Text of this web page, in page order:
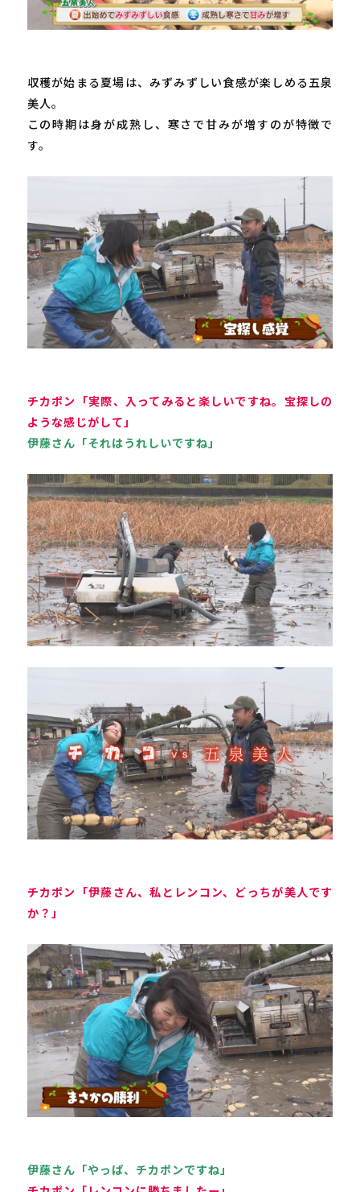
収穫が始まる夏場は、みずみずしい食感が楽しめる五泉
美人。
この時期は身が成熟し、寒さで甘みが増すのが特徴で
す。
チカポン「実際、入ってみると楽しいですね。宝探しの
ような感じがして」
伊藤さん「それはうれしいですね」
チカポン「伊藤さん、私とレンコン、どっちが美人です
か？」
伊藤さん「やっぱ、チカポンですね」